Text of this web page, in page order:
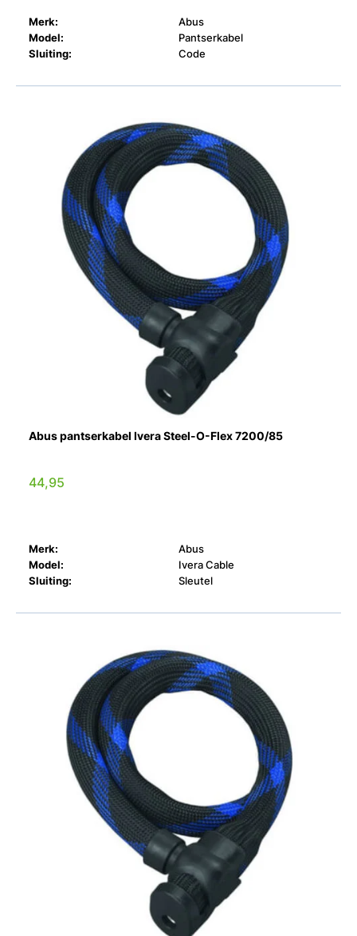
Merk:
Abus
Model:
Pantserkabel
Sluiting:
Code
Abus pantserkabel Ivera Steel-O-Flex 7200/85
44,95
Merk:
Abus
Model:
Ivera Cable
Sluiting:
Sleutel